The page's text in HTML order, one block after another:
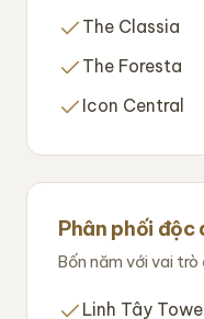
The Classia
The Foresta
Icon Central
Phân phối độc
Bốn năm với vai
Linh Tây